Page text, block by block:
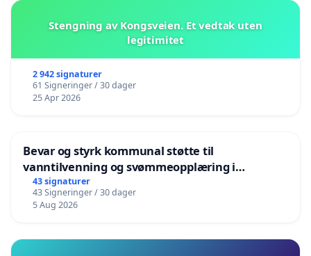
Stengning av Kongsveien. Et vedtak uten
legitimitet
2 942 signaturer
61 Signeringer / 30 dager
25 Apr 2026
Bevar og styrk kommunal støtte til
vanntilvenning og svømmeopplæring i
barnehagene i Haugesund
43 signaturer
43 Signeringer / 30 dager
5 Aug 2026